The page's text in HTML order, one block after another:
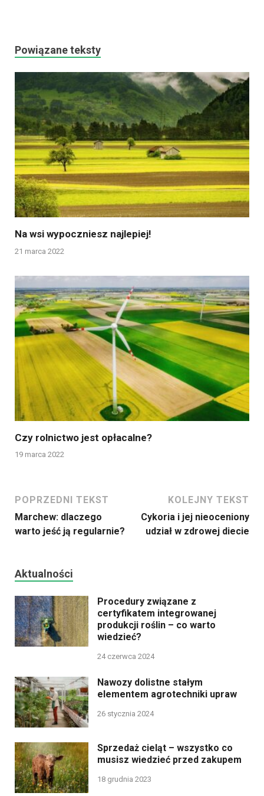
Powiązane teksty
Na wsi wypoczniesz najlepiej!
21 marca 2022
Czy rolnictwo jest opłacalne?
19 marca 2022
POPRZEDNI TEKST
Marchew: dlaczego
warto jeść ją regularnie?
KOLEJNY TEKST
Cykoria i jej nieoceniony
udział w zdrowej diecie
Aktualności
Procedury związane z
certyfikatem integrowanej
produkcji roślin – co warto
wiedzieć?
24 czerwca 2024
Nawozy dolistne stałym
elementem agrotechniki upraw
26 stycznia 2024
Sprzedaż cieląt – wszystko co
musisz wiedzieć przed zakupem
18 grudnia 2023